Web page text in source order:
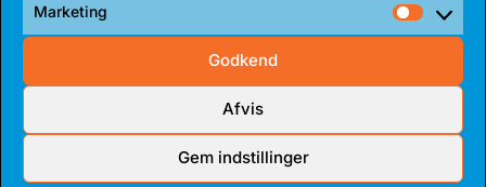
Marketing
Godkend
Afvis
Gem indstillinger
BEARS HENTER ATLETISK GUARD